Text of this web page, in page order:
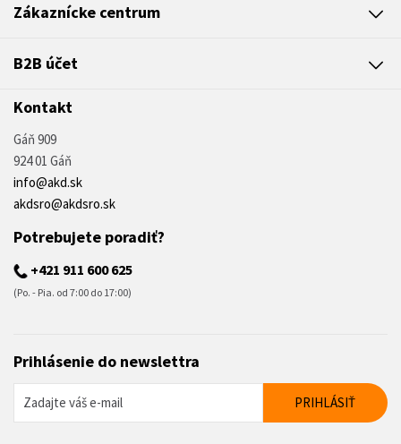
Zákaznícke centrum
B2B účet
Kontakt
Gáň 909
924 01 Gáň
info@akd.sk
akdsro@akdsro.sk
Potrebujete poradiť?
+421 911 600 625
(Po. - Pia. od 7:00 do 17:00)
Prihlásenie do newslettra